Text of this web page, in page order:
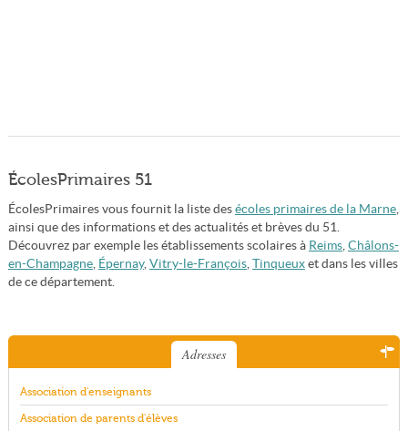
ÉcolesPrimaires 51
ÉcolesPrimaires vous fournit la liste des écoles primaires de la Marne,
ainsi que des informations et des actualités et brèves du 51.
Découvrez par exemple les établissements scolaires à Reims, Châlons-
en-Champagne, Épernay, Vitry-le-François, Tinqueuxet dans les villes
de ce département.
Adresses
Association d'enseignants
Association de parents d'élèves